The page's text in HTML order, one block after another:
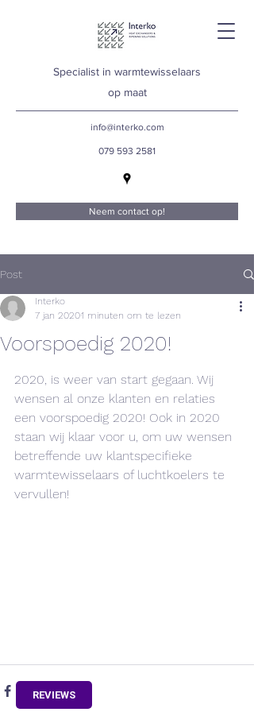
Specialist in warmtewisselaars
op maat
info@interko.com
079 593 2581
Neem contact op!
Post
Voorspoedig 2020!
Interko
7 jan 20201 minuten om te lezen
2020, is weer van start gegaan. Wij
wensen al onze klanten en relaties
een voorspoedig 2020! Ook in 2020
staan wij klaar voor u, om uw wensen
betreffende uw klantspecifieke
warmtewisselaars of luchtkoelers te
vervullen!
REVIEWS